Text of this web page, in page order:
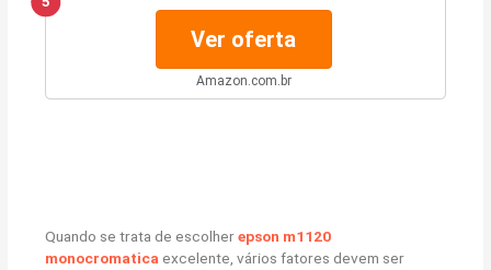
alta qualidade, impressora
laser, black, Preto
Ver oferta
Amazon.com.br
Quando se trata de escolherepson m1120
monocromaticaexcelente, vários fatores devem ser